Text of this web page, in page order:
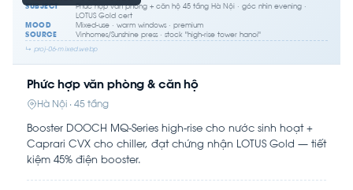
SUBJECT
Phức hợp văn phòng + căn hộ 45 tầng Hà Nội · góc nhìn evening ·
LOTUS Gold cert
MOOD
Mixed-use · warm windows · premium
SOURCE
Vinhomes/Sunshine press · stock "high-rise tower hanoi"
↳ proj-06-mixed.webp
Phức hợp văn phòng & căn hộ
Hà Nội · 45 tầng
Booster DOOCH MQ-Series high-rise cho nước sinh hoạt +
Caprari CVX cho chiller, đạt chứng nhận LOTUS Gold — tiết
kiệm 45% điện booster.